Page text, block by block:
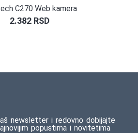
C270 Web kamera
2.382 RSD
newsletter i redovno dobijajte
popustima i novitetima